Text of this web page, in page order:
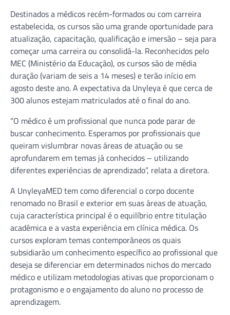
Destinados a médicos recém-formados ou com carreira
estabelecida, os cursos são uma grande oportunidade para
atualização, capacitação, qualificação e imersão – seja para
começar uma carreira ou consolidá-la. Reconhecidos pelo
MEC (Ministério da Educação), os cursos são de média
duração (variam de seis a 14 meses) e terão início em
agosto deste ano. A expectativa da Unyleya é que cerca de
300 alunos estejam matriculados até o final do ano.
“O médico é um profissional que nunca pode parar de
buscar conhecimento. Esperamos por profissionais que
queiram vislumbrar novas áreas de atuação ou se
aprofundarem em temas já conhecidos – utilizando
diferentes experiências de aprendizado”, relata a diretora.
A UnyleyaMED tem como diferencial o corpo docente
renomado no Brasil e exterior em suas áreas de atuação,
cuja característica principal é o equilíbrio entre titulação
acadêmica e a vasta experiência em clínica médica. Os
cursos exploram temas contemporâneos os quais
subsidiarão um conhecimento específico ao profissional que
deseja se diferenciar em determinados nichos do mercado
médico e utilizam metodologias ativas que proporcionam o
protagonismo e o engajamento do aluno no processo de
aprendizagem.